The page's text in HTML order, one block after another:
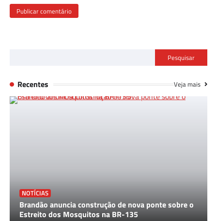
Pesquisar
Recentes Veja mais
NOTÍCIAS
Brandão anuncia construção de nova ponte sobre o
Estreito dos Mosquitos na BR-135